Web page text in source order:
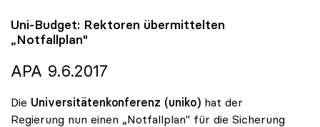
Uni-Budget: Rektoren übermittelten
„Notfallplan"
APA 9.6.2017
Die Universitätenkonferenz (uniko) hat der
Regierung nun einen „Notfallplan" für die Sicherung